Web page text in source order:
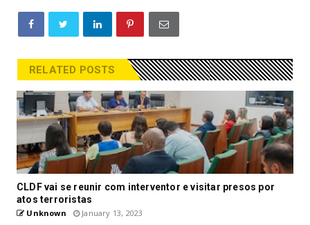
RELATED POSTS
CLDF vai se reunir com interventor e visitar presos por
atos terroristas
Unknown January 13, 2023